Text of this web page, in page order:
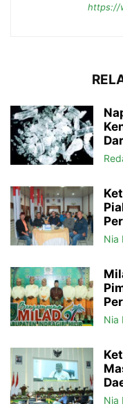
https://
Nia
Nia
Nia